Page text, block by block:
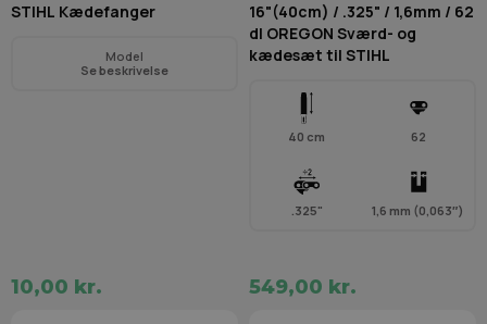
STIHL Kædefanger
Model
Se beskrivelse
10,00 kr.
16"(40cm) / .325" / 1,6mm / 62
dl OREGON Sværd- og
kædesæt til STIHL
40 cm 62
.325" 1,6 mm (0,063″)
549,00 kr.